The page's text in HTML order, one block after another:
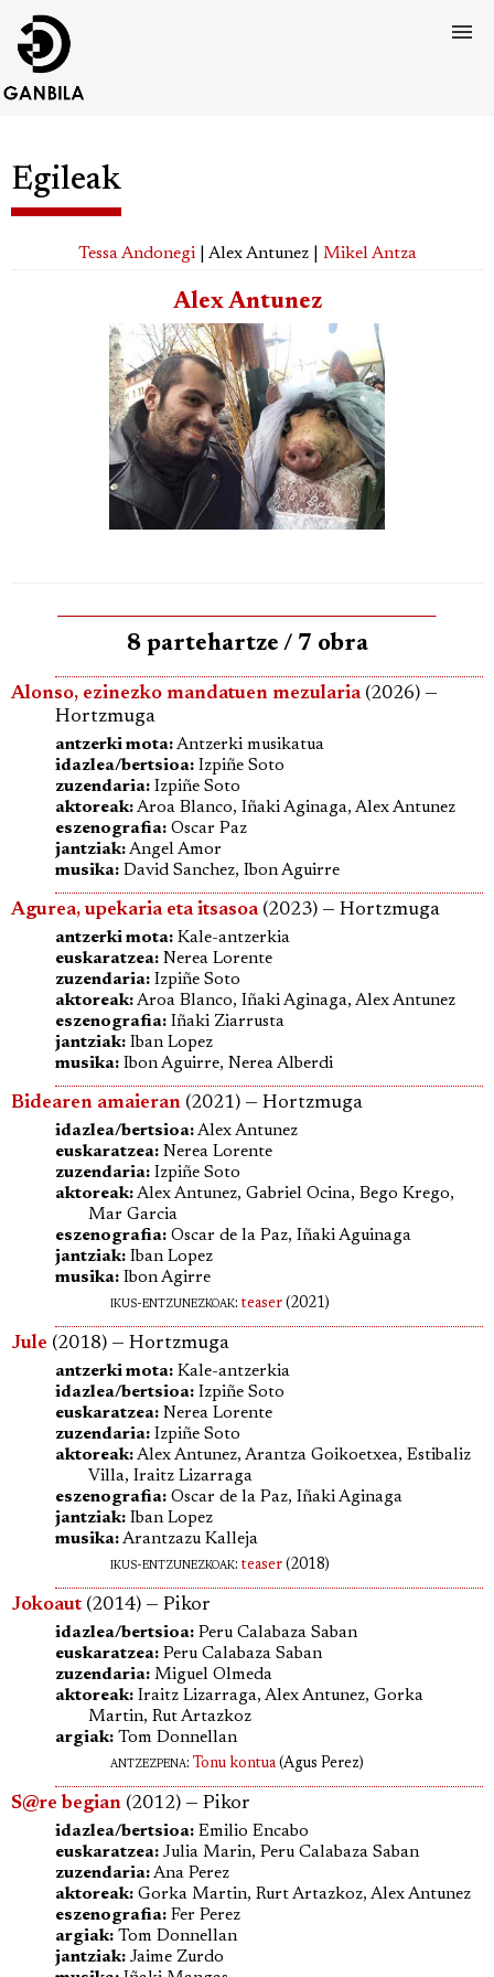
Egileak
Tessa Andonegi| Alex Antunez | Mikel Antza
Alex Antunez
8 partehartze / 7 obra
Alonso, ezinezko mandatuen mezularia(2026) —
Hortzmuga
antzerki mota:Antzerki musikatua
idazlea/bertsioa: Izpiñe Soto
zuzendaria: Izpiñe Soto
aktoreak:Aroa Blanco, Iñaki Aginaga, Alex Antunez
eszenografia: Oscar Paz
jantziak:Angel Amor
musika: David Sanchez, Ibon Aguirre
Agurea, upekaria eta itsasoa(2023) — Hortzmuga
antzerki mota: Kale-antzerkia
euskaratzea: Nerea Lorente
zuzendaria: Izpiñe Soto
aktoreak:Aroa Blanco, Iñaki Aginaga, Alex Antunez
eszenografia: Iñaki Ziarrusta
jantziak: Iban Lopez
musika: Ibon Aguirre, Nerea Alberdi
Bidearen amaieran (2021) — Hortzmuga
idazlea/bertsioa:Alex Antunez
euskaratzea: Nerea Lorente
zuzendaria: Izpiñe Soto
aktoreak:Alex Antunez, Gabriel Ocina, Bego Krego,
Mar Garcia
eszenografia: Oscar de la Paz, Iñaki Aguinaga
jantziak: Iban Lopez
musika: Ibon Agirre
ikus-entzunezkoak: teaser (2021)
Jule (2018) — Hortzmuga
antzerki mota: Kale-antzerkia
idazlea/bertsioa: Izpiñe Soto
euskaratzea: Nerea Lorente
zuzendaria: Izpiñe Soto
aktoreak:Alex Antunez, Arantza Goikoetxea, Estibaliz
Villa, Iraitz Lizarraga
eszenografia: Oscar de la Paz, Iñaki Aginaga
jantziak: Iban Lopez
musika:Arantzazu Kalleja
ikus-entzunezkoak: teaser (2018)
Jokoaut(2014) — Pikor
idazlea/bertsioa: Peru Calabaza Saban
euskaratzea: Peru Calabaza Saban
zuzendaria: Miguel Olmeda
aktoreak: Iraitz Lizarraga, Alex Antunez, Gorka
Martin, Rut Artazkoz
argiak: Tom Donnellan
antzezpena: Tonu kontua(Agus Perez)
S@re begian (2012) — Pikor
idazlea/bertsioa: Emilio Encabo
euskaratzea: Julia Marin, Peru Calabaza Saban
zuzendaria:Ana Perez
aktoreak: Gorka Martin, Rurt Artazkoz, Alex Antunez
eszenografia: Fer Perez
argiak: Tom Donnellan
jantziak: Jaime Zurdo